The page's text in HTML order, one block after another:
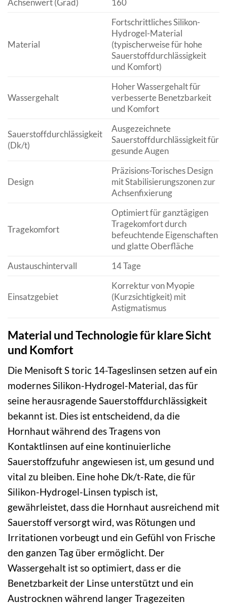
Material
Fortschrittliches Silikon-
Hydrogel-Material
(typischerweise für hohe
Sauerstoffdurchlässigkeit
und Komfort)
Wassergehalt
Hoher Wassergehalt für
verbesserte Benetzbarkeit
und Komfort
Sauerstoffdurchlässigkeit
(Dk/t)
Ausgezeichnete
Sauerstoffdurchlässigkeit für
gesunde Augen
Design
Präzisions-Torisches Design
mit Stabilisierungszonen zur
Achsenfixierung
Tragekomfort
Optimiert für ganztägigen
Tragekomfort durch
befeuchtende Eigenschaften
und glatte Oberfläche
Austauschintervall
14 Tage
Einsatzgebiet
Korrektur von Myopie
(Kurzsichtigkeit) mit
Astigmatismus
Material und Technologie für klare Sicht
und Komfort
Die Menisoft S toric 14-Tageslinsen setzen auf ein
modernes Silikon-Hydrogel-Material, das für
seine herausragende Sauerstoffdurchlässigkeit
bekannt ist. Dies ist entscheidend, da die
Hornhaut während des Tragens von
Kontaktlinsen auf eine kontinuierliche
Sauerstoffzufuhr angewiesen ist, um gesund und
vital zu bleiben. Eine hohe Dk/t-Rate, die für
Silikon-Hydrogel-Linsen typisch ist,
gewährleistet, dass die Hornhaut ausreichend mit
Sauerstoff versorgt wird, was Rötungen und
Irritationen vorbeugt und ein Gefühl von Frische
den ganzen Tag über ermöglicht. Der
Wassergehalt ist so optimiert, dass er die
Benetzbarkeit der Linse unterstützt und ein
Austrocknen während langer Tragezeiten